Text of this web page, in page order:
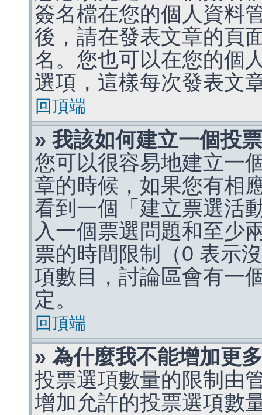
簽名檔在您的個人資料
後，請在發表文章的頁
名。您也可以在您的個
選項，這樣每次發表文
回頂端
» 我該如何建立一個投
您可以很容易地建立一
章的時候，如果您有相
看到一個「建立票選活
入一個票選問題和至少
票的時間限制（0 表示
項數目，討論區會有一
定。
回頂端
» 為什麼我不能增加更
投票選項數量的限制由
增加允許的投票選項數